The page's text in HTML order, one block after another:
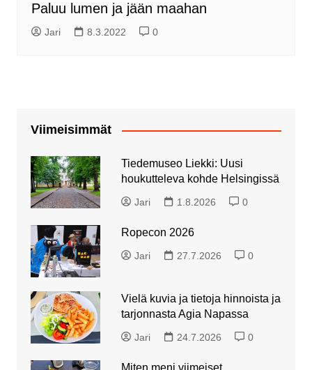
Paluu lumen ja jään maahan
Jari 8.3.2022 0
Viimeisimmät
Tiedemuseo Liekki: Uusi
houkutteleva kohde Helsingissä
Jari 1.8.2026 0
Ropecon 2026
Jari 27.7.2026 0
Vielä kuvia ja tietoja hinnoista ja
tarjonnasta Agia Napassa
Jari 24.7.2026 0
Miten meni viimeiset